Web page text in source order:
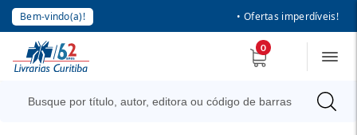
Bem-vindo(a)! • Ofertas imperdíveis!
0